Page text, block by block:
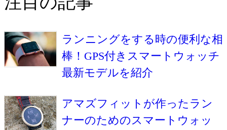
ランニングをする時の便利な相
棒！GPS付きスマートウォッチ
最新モデルを紹介
アマズフィットが作ったラン
ナーのためのスマートウォッ